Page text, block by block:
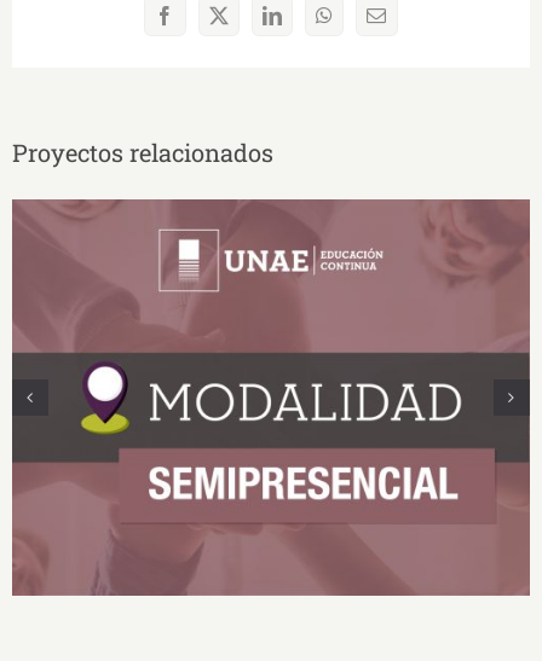
Facebook
X LinkedInWhatsAppCorreo
Proyectos relacionados
Modalidad semipresencial